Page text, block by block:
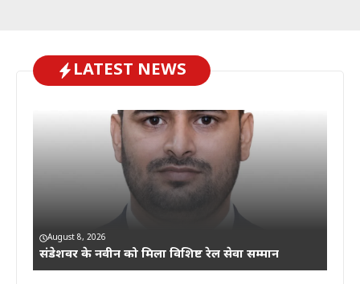
LATEST NEWS
August 8, 2026
संडेशवर के नवीन को मिला विशिष्ट रेल सेवा सम्मान